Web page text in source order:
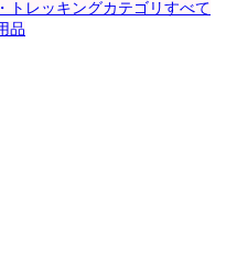
トレッキングカテゴリすべて
品